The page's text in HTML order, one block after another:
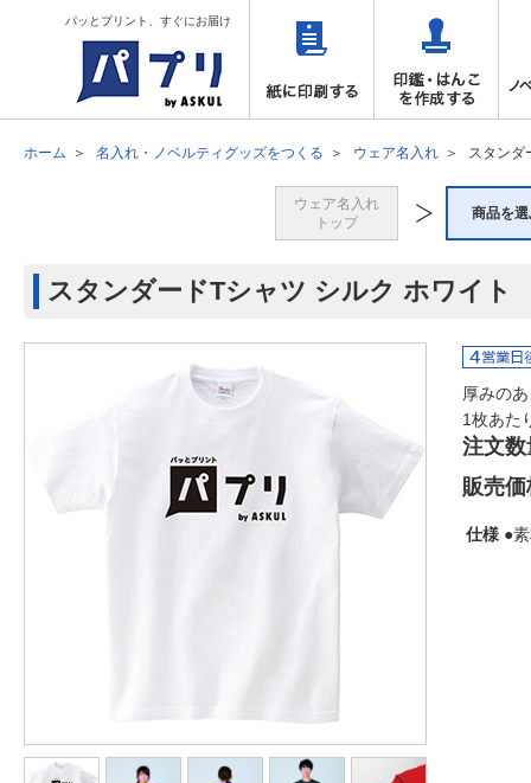
パッとプリント、すぐにお届け
ホーム 名入れ・ノベルティグッズをつくる ウェア名入れ スタンダ
ウェア名入れ
トップ
商品を
スタンダードTシャツ シルク ホワイト
厚みの
1枚あた
注文数
販売価
仕様 ●